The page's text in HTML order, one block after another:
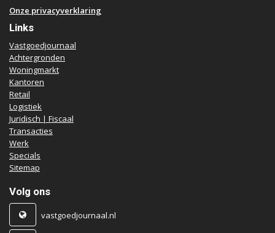
Onze privacyverklaring
Links
Vastgoedjournaal
Achtergronden
Woningmarkt
Kantoren
Retail
Logistiek
Juridisch | Fiscaal
Transacties
Werk
Specials
Sitemap
Volg ons
vastgoedjournaal.nl